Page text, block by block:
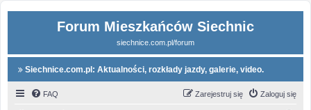
Forum Mieszkańców Siechnic
siechnice.com.pl/forum
Siechnice.com.pl: Aktualności, rozkłady jazdy, galerie, video.
FAQ Zaloguj się
Zarejestruj się